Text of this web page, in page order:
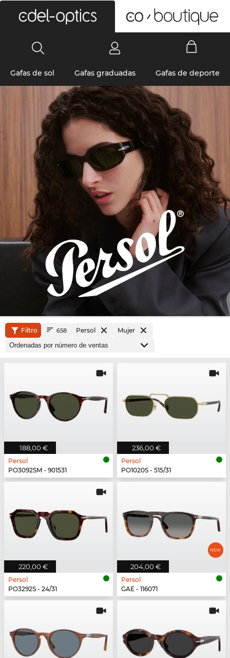
Gafas de sol Gafas graduadas Gafas de deporte
Filtro 658 Persol Mujer
188,00 €
Persol
PO3092SM - 901531
236,00 €
Persol
PO1020S - 515/31
220,00 €
Persol
PO3292S - 24/31
204,00 €
Persol
GAE - 116071